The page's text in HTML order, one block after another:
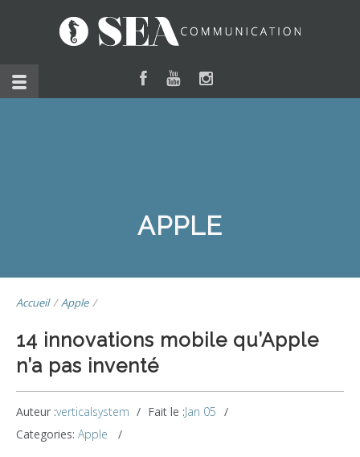
APPLE
Accueil /Apple /
14 innovations mobile qu’Apple
n’a pas inventé
Auteur :verticalsystem Fait le :Jan 05
Categories: Apple